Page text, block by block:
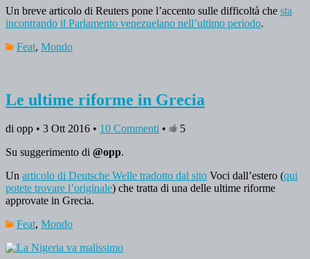
Un breve articolo di Reuters pone l’accento sulle difficoltà che sta
incontrando il Parlamento venezuelano nell’ultimo periodo.
Feat, Mondo
Le ultime riforme in Grecia
di opp • 3 Ott 2016 • 10 Commenti •
5
Su suggerimento di @opp.
Un articolo di Deutsche Welle tradotto dal sito Voci dall’estero (qui
potete trovare l’originale) che tratta di una delle ultime riforme
approvate in Grecia.
Feat, Mondo